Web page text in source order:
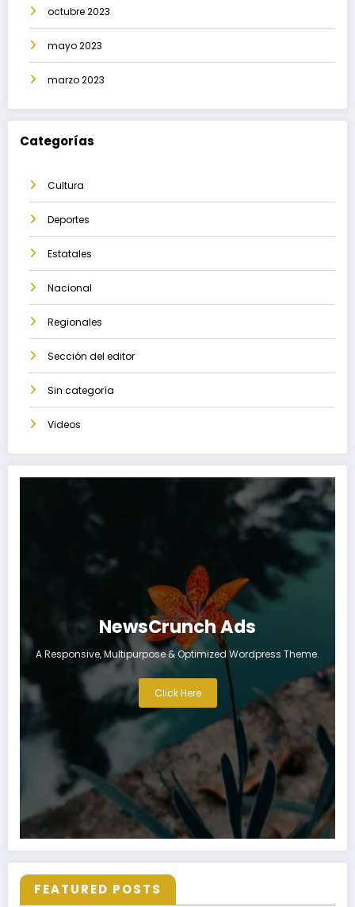
octubre 2023
mayo 2023
marzo 2023
Categorías
Cultura
Deportes
Estatales
Nacional
Regionales
Sección del editor
Sin categoría
Videos
NewsCrunch Ads
A Responsive, Multipurpose & Optimized Wordpress Theme.
Click Here
FEATURED POSTS